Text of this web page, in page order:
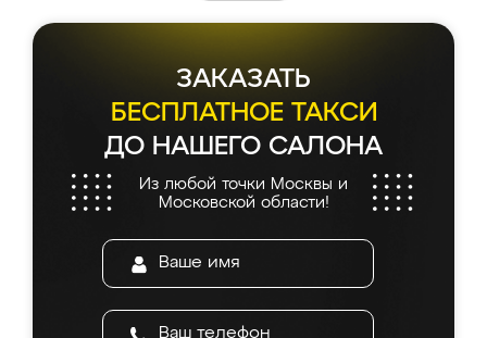
ЗАКАЗАТЬ
БЕСПЛАТНОЕ ТАКСИ
ДО НАШЕГО САЛОНА
Из любой точки Москвы и
Московской области!